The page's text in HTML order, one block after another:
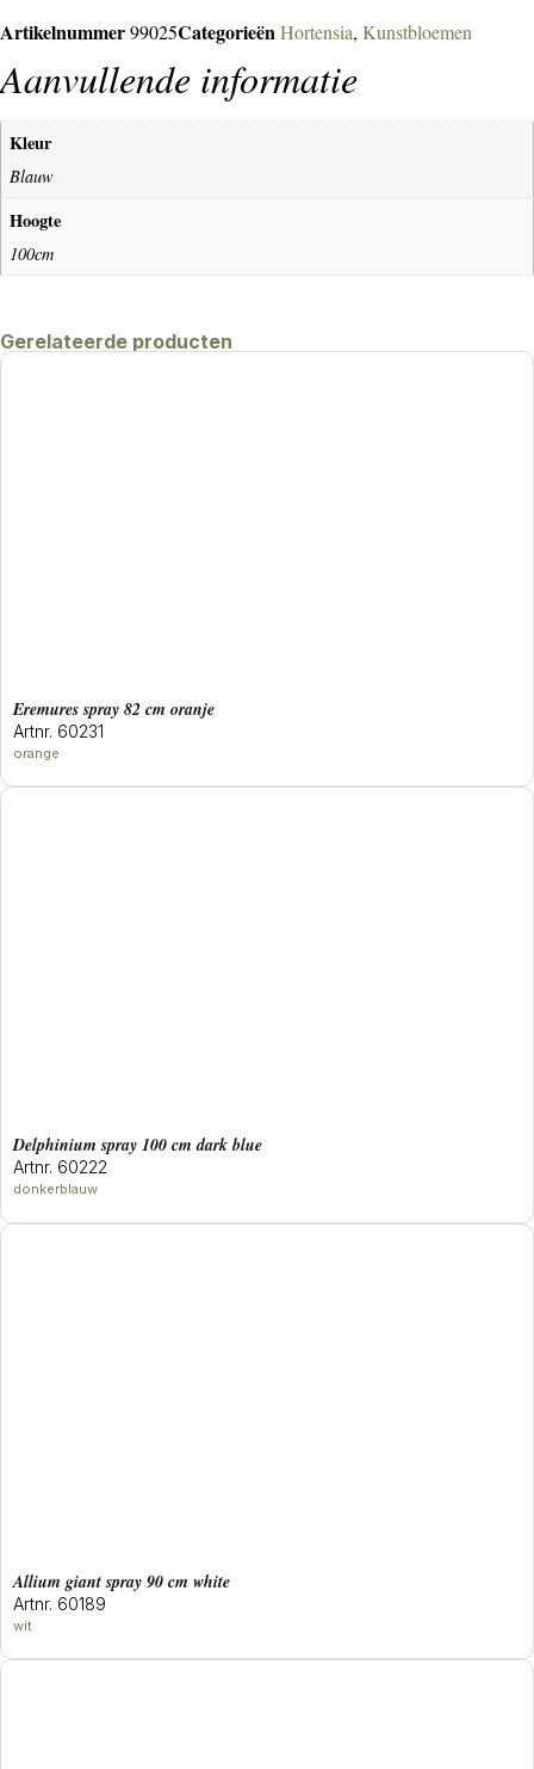
Artikelnummer99025CategorieënHortensia, Kunstbloemen
Aanvullende informatie
Kleur
Blauw
Hoogte
100cm
Gerelateerde producten
eremures spray 82 cm oranje
Artnr. 60231
orange
delphinium spray 100 cm dark blue
Artnr. 60222
donkerblauw
allium giant spray 90 cm white
Artnr. 60189
wit